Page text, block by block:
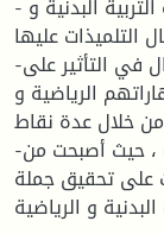
- الألعاب التحفيزية لها دور في تنشيط حصة التربية البدنية و
عليها .
-الألعاب الشبه الرياضية لها الدور الفعال في التأثير على
الرياضية و
خلال عدة نقاط .
-الألعاب الشبه الرياضية تكتسي أهمية كبيرة ، حيث أصبحت من
على تحقيق جملة
و الرياضية